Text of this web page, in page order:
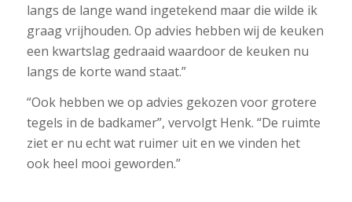
langs de lange wand ingetekend maar die wilde ik
graag vrijhouden. Op advies hebben wij de keuken
een kwartslag gedraaid waardoor de keuken nu
langs de korte wand staat.”
“Ook hebben we op advies gekozen voor grotere
tegels in de badkamer”, vervolgt Henk. “De ruimte
ziet er nu echt wat ruimer uit en we vinden het
ook heel mooi geworden.”